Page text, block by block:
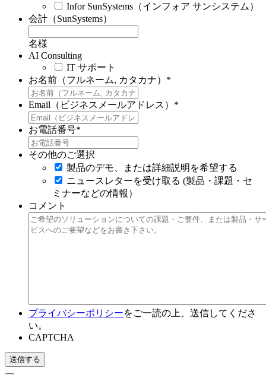
Infor SunSystems（インフォア サンシステム）
会計（SunSystems）
名様
AI Consulting
IT サポート
お名前（フルネーム, カタカナ） *
Email（ビジネスメールアドレス） *
お電話番号*
その他のご選択
製品のデモ、または詳細説明を希望する
ニュースレターを受け取る (製品・課題・セ
ミナーなどの情報）
コメント
プライバシーポリシーをご一読の上、送信してくださ
い。
CAPTCHA